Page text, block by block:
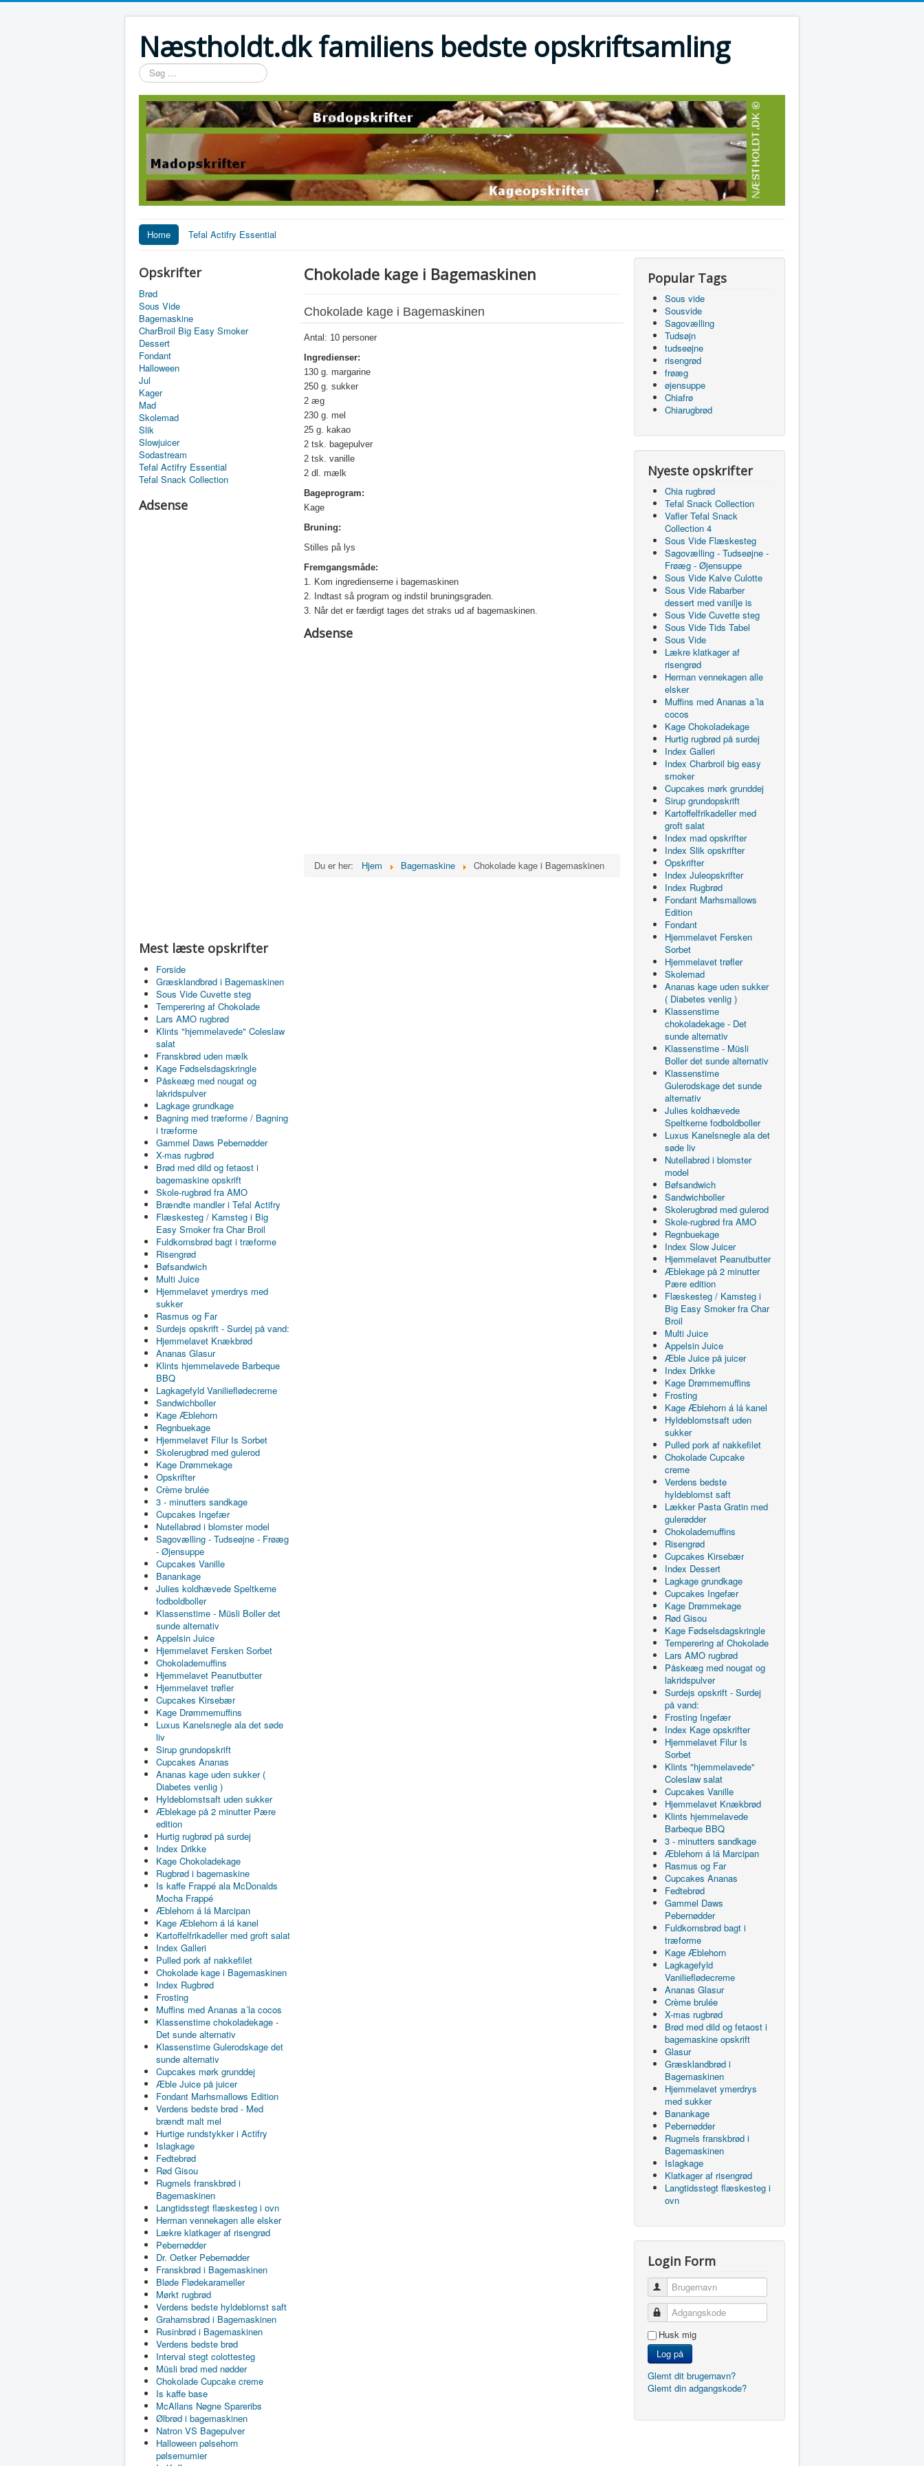
Næstholdt.dk familiens bedste opskriftsamling
Søg
…
Home Tefal Actifry Essential
Opskrifter
Brød
Sous Vide
Bagemaskine
CharBroil Big Easy Smoker
Dessert
Fondant
Halloween
Jul
Kager
Mad
Skolemad
Slik
Slowjuicer
Sodastream
Tefal Actifry Essential
Tefal Snack Collection
Adsense
Mest læste opskrifter
Forside
Græsklandbrød i Bagemaskinen
Sous Vide Cuvette steg
Temperering af Chokolade
Lars AMO rugbrød
Klints "hjemmelavede" Coleslaw
salat
Franskbrød uden mælk
Kage Fødselsdagskringle
Påskeæg med nougat og
lakridspulver
Lagkage grundkage
Bagning med træforme / Bagning
i træforme
Gammel Daws Pebernødder
X-mas rugbrød
Brød med dild og fetaost i
bagemaskine opskrift
Skole-rugbrød fra AMO
Brændte mandler i Tefal Actifry
Flæskesteg / Kamsteg i Big
Easy Smoker fra Char Broil
Fuldkornsbrød bagt i træforme
Risengrød
Bøfsandwich
Multi Juice
Hjemmelavet ymerdrys med
sukker
Rasmus og Far
Surdejs opskrift - Surdej på vand:
Hjemmelavet Knækbrød
Ananas Glasur
Klints hjemmelavede Barbeque
BBQ
Lagkagefyld Vanilieflødecreme
Sandwichboller
Kage Æblehorn
Regnbuekage
Hjemmelavet Filur Is Sorbet
Skolerugbrød med gulerod
Kage Drømmekage
Opskrifter
Crème brulée
3 - minutters sandkage
Cupcakes Ingefær
Nutellabrød i blomster model
Sagovælling - Tudseøjne - Frøæg
- Øjensuppe
Cupcakes Vanille
Banankage
Julies koldhævede Speltkerne
fodboldboller
Klassenstime - Müsli Boller det
sunde alternativ
Appelsin Juice
Hjemmelavet Fersken Sorbet
Chokolademuffins
Hjemmelavet Peanutbutter
Hjemmelavet trøfler
Cupcakes Kirsebær
Kage Drømmemuffins
Luxus Kanelsnegle ala det søde
liv
Sirup grundopskrift
Cupcakes Ananas
Ananas kage uden sukker (
Diabetes venlig )
Hyldeblomstsaft uden sukker
Æblekage på 2 minutter Pære
edition
Hurtig rugbrød på surdej
Index Drikke
Kage Chokoladekage
Rugbrød i bagemaskine
Is kaffe Frappé ala McDonalds
Mocha Frappé
Æblehorn á lá Marcipan
Kage Æblehorn á lá kanel
Kartoffelfrikadeller med groft salat
Index Galleri
Pulled pork af nakkefilet
Chokolade kage i Bagemaskinen
Index Rugbrød
Frosting
Muffins med Ananas a´la cocos
Klassenstime chokoladekage -
Det sunde alternativ
Klassenstime Gulerodskage det
sunde alternativ
Cupcakes mørk grunddej
Æble Juice på juicer
Fondant Marhsmallows Edition
Verdens bedste brød - Med
brændt malt mel
Hurtige rundstykker i Actifry
Islagkage
Fedtebrød
Rød Gisou
Rugmels franskbrød i
Bagemaskinen
Langtidsstegt flæskesteg i ovn
Herman vennekagen alle elsker
Lækre klatkager af risengrød
Pebernødder
Dr. Oetker Pebernødder
Franskbrød i Bagemaskinen
Bløde Flødekarameller
Mørkt rugbrød
Verdens bedste hyldeblomst saft
Grahamsbrød i Bagemaskinen
Rusinbrød i Bagemaskinen
Verdens bedste brød
Interval stegt colottesteg
Müsli brød med nødder
Chokolade Cupcake creme
Is kaffe base
McAllans Nøgne Spareribs
Ølbrød i bagemaskinen
Natron VS Bagepulver
Halloween pølsehorn
pølsemumier
Chokolade kage i Bagemaskinen
Chokolade kage i Bagemaskinen
Antal: 10 personer
Ingredienser:
130 g. margarine
250 g. sukker
2 æg
230 g. mel
25 g. kakao
2 tsk. bagepulver
2 tsk. vanille
2 dl. mælk
Bageprogram:
Kage
Bruning:
Stilles på lys
Fremgangsmåde:
1. Kom ingredienserne i bagemaskinen
2. Indtast så program og indstil bruningsgraden.
3. Når det er færdigt tages det straks ud af bagemaskinen.
Adsense
Du er her: Hjem Bagemaskine Chokolade kage i Bagemaskinen
Popular Tags
Sous vide
Sousvide
Sagovælling
Tudsøjn
tudseøjne
risengrød
frøæg
øjensuppe
Chiafrø
Chiarugbrød
Nyeste opskrifter
Chia rugbrød
Tefal Snack Collection
Vafler Tefal Snack
Collection 4
Sous Vide Flæskesteg
Sagovælling - Tudseøjne -
Frøæg - Øjensuppe
Sous Vide Kalve Culotte
Sous Vide Rabarber
dessert med vanilje is
Sous Vide Cuvette steg
Sous Vide Tids Tabel
Sous Vide
Lækre klatkager af
risengrød
Herman vennekagen alle
elsker
Muffins med Ananas a´la
cocos
Kage Chokoladekage
Hurtig rugbrød på surdej
Index Galleri
Index Charbroil big easy
smoker
Cupcakes mørk grunddej
Sirup grundopskrift
Kartoffelfrikadeller med
groft salat
Index mad opskrifter
Index Slik opskrifter
Opskrifter
Index Juleopskrifter
Index Rugbrød
Fondant Marhsmallows
Edition
Fondant
Hjemmelavet Fersken
Sorbet
Hjemmelavet trøfler
Skolemad
Ananas kage uden sukker
( Diabetes venlig )
Klassenstime
chokoladekage - Det
sunde alternativ
Klassenstime - Müsli
Boller det sunde alternativ
Klassenstime
Gulerodskage det sunde
alternativ
Julies koldhævede
Speltkerne fodboldboller
Luxus Kanelsnegle ala det
søde liv
Nutellabrød i blomster
model
Bøfsandwich
Sandwichboller
Skolerugbrød med gulerod
Skole-rugbrød fra AMO
Regnbuekage
Index Slow Juicer
Hjemmelavet Peanutbutter
Æblekage på 2 minutter
Pære edition
Flæskesteg / Kamsteg i
Big Easy Smoker fra Char
Broil
Multi Juice
Appelsin Juice
Æble Juice på juicer
Index Drikke
Kage Drømmemuffins
Frosting
Kage Æblehorn á lá kanel
Hyldeblomstsaft uden
sukker
Pulled pork af nakkefilet
Chokolade Cupcake
creme
Verdens bedste
hyldeblomst saft
Lækker Pasta Gratin med
gulerødder
Chokolademuffins
Risengrød
Cupcakes Kirsebær
Index Dessert
Lagkage grundkage
Cupcakes Ingefær
Kage Drømmekage
Rød Gisou
Kage Fødselsdagskringle
Temperering af Chokolade
Lars AMO rugbrød
Påskeæg med nougat og
lakridspulver
Surdejs opskrift - Surdej
på vand:
Frosting Ingefær
Index Kage opskrifter
Hjemmelavet Filur Is
Sorbet
Klints "hjemmelavede"
Coleslaw salat
Cupcakes Vanille
Hjemmelavet Knækbrød
Klints hjemmelavede
Barbeque BBQ
3 - minutters sandkage
Æblehorn á lá Marcipan
Rasmus og Far
Cupcakes Ananas
Fedtebrød
Gammel Daws
Pebernødder
Fuldkornsbrød bagt i
træforme
Kage Æblehorn
Lagkagefyld
Vanilieflødecreme
Ananas Glasur
Crème brulée
X-mas rugbrød
Brød med dild og fetaost i
bagemaskine opskrift
Glasur
Græsklandbrød i
Bagemaskinen
Hjemmelavet ymerdrys
med sukker
Banankage
Pebernødder
Rugmels franskbrød i
Bagemaskinen
Islagkage
Klatkager af risengrød
Langtidsstegt flæskesteg i
ovn
Login Form
Brugernavn
Adgangskode
Husk mig
Log på
Glemt dit brugernavn?
Glemt din adgangskode?